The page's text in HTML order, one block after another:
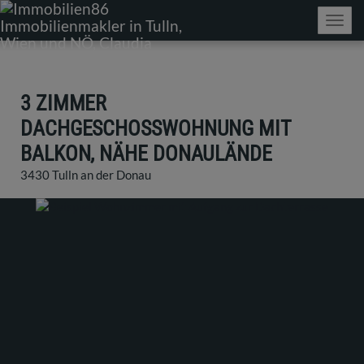
3 ZIMMER
DACHGESCHOSSWOHNUNG MIT
BALKON, NÄHE DONAULÄNDE
3430 Tulln an der Donau